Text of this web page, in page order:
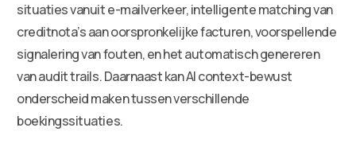
situaties vanuit e-mailverkeer, intelligente matching van
creditnota’s aan oorspronkelijke facturen, voorspellende
signalering van fouten, en het automatisch genereren
van audit trails. Daarnaast kan AI context-bewust
onderscheid maken tussen verschillende
boekingssituaties.